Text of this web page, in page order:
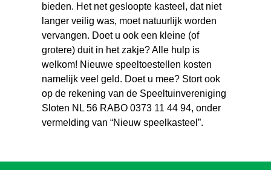
bieden. Het net gesloopte kasteel, dat niet
langer veilig was, moet natuurlijk worden
vervangen. Doet u ook een kleine (of
grotere) duit in het zakje? Alle hulp is
welkom! Nieuwe speeltoestellen kosten
namelijk veel geld. Doet u mee? Stort ook
op de rekening van de Speeltuinvereniging
Sloten NL 56 RABO 0373 11 44 94, onder
vermelding van “Nieuw speelkasteel”.